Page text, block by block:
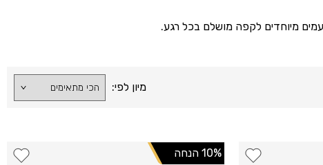
מיון לפי:
10% הנחה